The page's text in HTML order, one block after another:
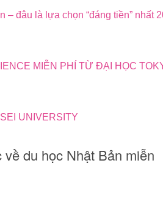
– đâu là lựa chọn “đáng tiền” nhất
MIỄN PHÍ TỪ ĐẠI HỌC
UNIVERSITY
du học Nhật Bản miễn